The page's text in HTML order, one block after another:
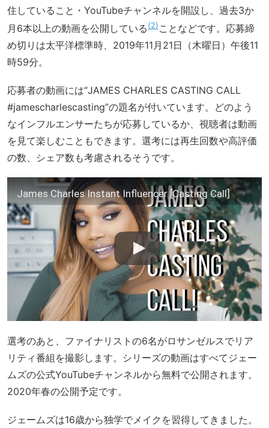
住していること・YouTubeチャンネルを開設し、過去3か
月6本以上の動画を公開している 2 ことなどです。応募締
め切りは太平洋標準時、2019年11月21日（木曜日）午後11
時59分。
応募者の動画には“JAMES CHARLES CASTING CALL
#jamescharlescasting”の題名が付いています。どのよう
なインフルエンサーたちが応募しているか、視聴者は動画
を見て楽しむこともできます。選考には再生回数や高評価
の数、シェア数も考慮されるそうです。
James Charles Instant Influencer [Casting Call]
選考のあと、ファイナリストの6名がロサンゼルスでリア
リティ番組を撮影します。シリーズの動画はすべてジェー
ムズの公式YouTubeチャンネルから無料で公開されます。
2020年春の公開予定です。
ジェームズは16歳から独学でメイクを習得してきました。